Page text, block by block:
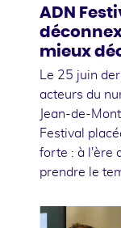
ADN
mieux
Le 25 juin
acteurs du
Jean-de-
Festival
forte : à l'ère
prendre le